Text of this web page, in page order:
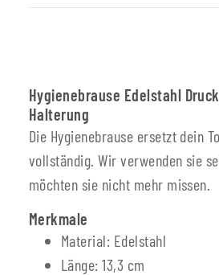
Hygienebrause Edelstahl
Halterung
Die Hygienebrause ersetzt dein
vollständig. Wir verwenden sie
möchten sie nicht mehr missen.
Merkmale
Material: Edelstahl
Länge: 13,3 cm